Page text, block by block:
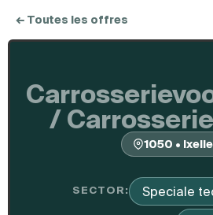
← Toutes les offres
/
1050 •
SECTOR: Speciale